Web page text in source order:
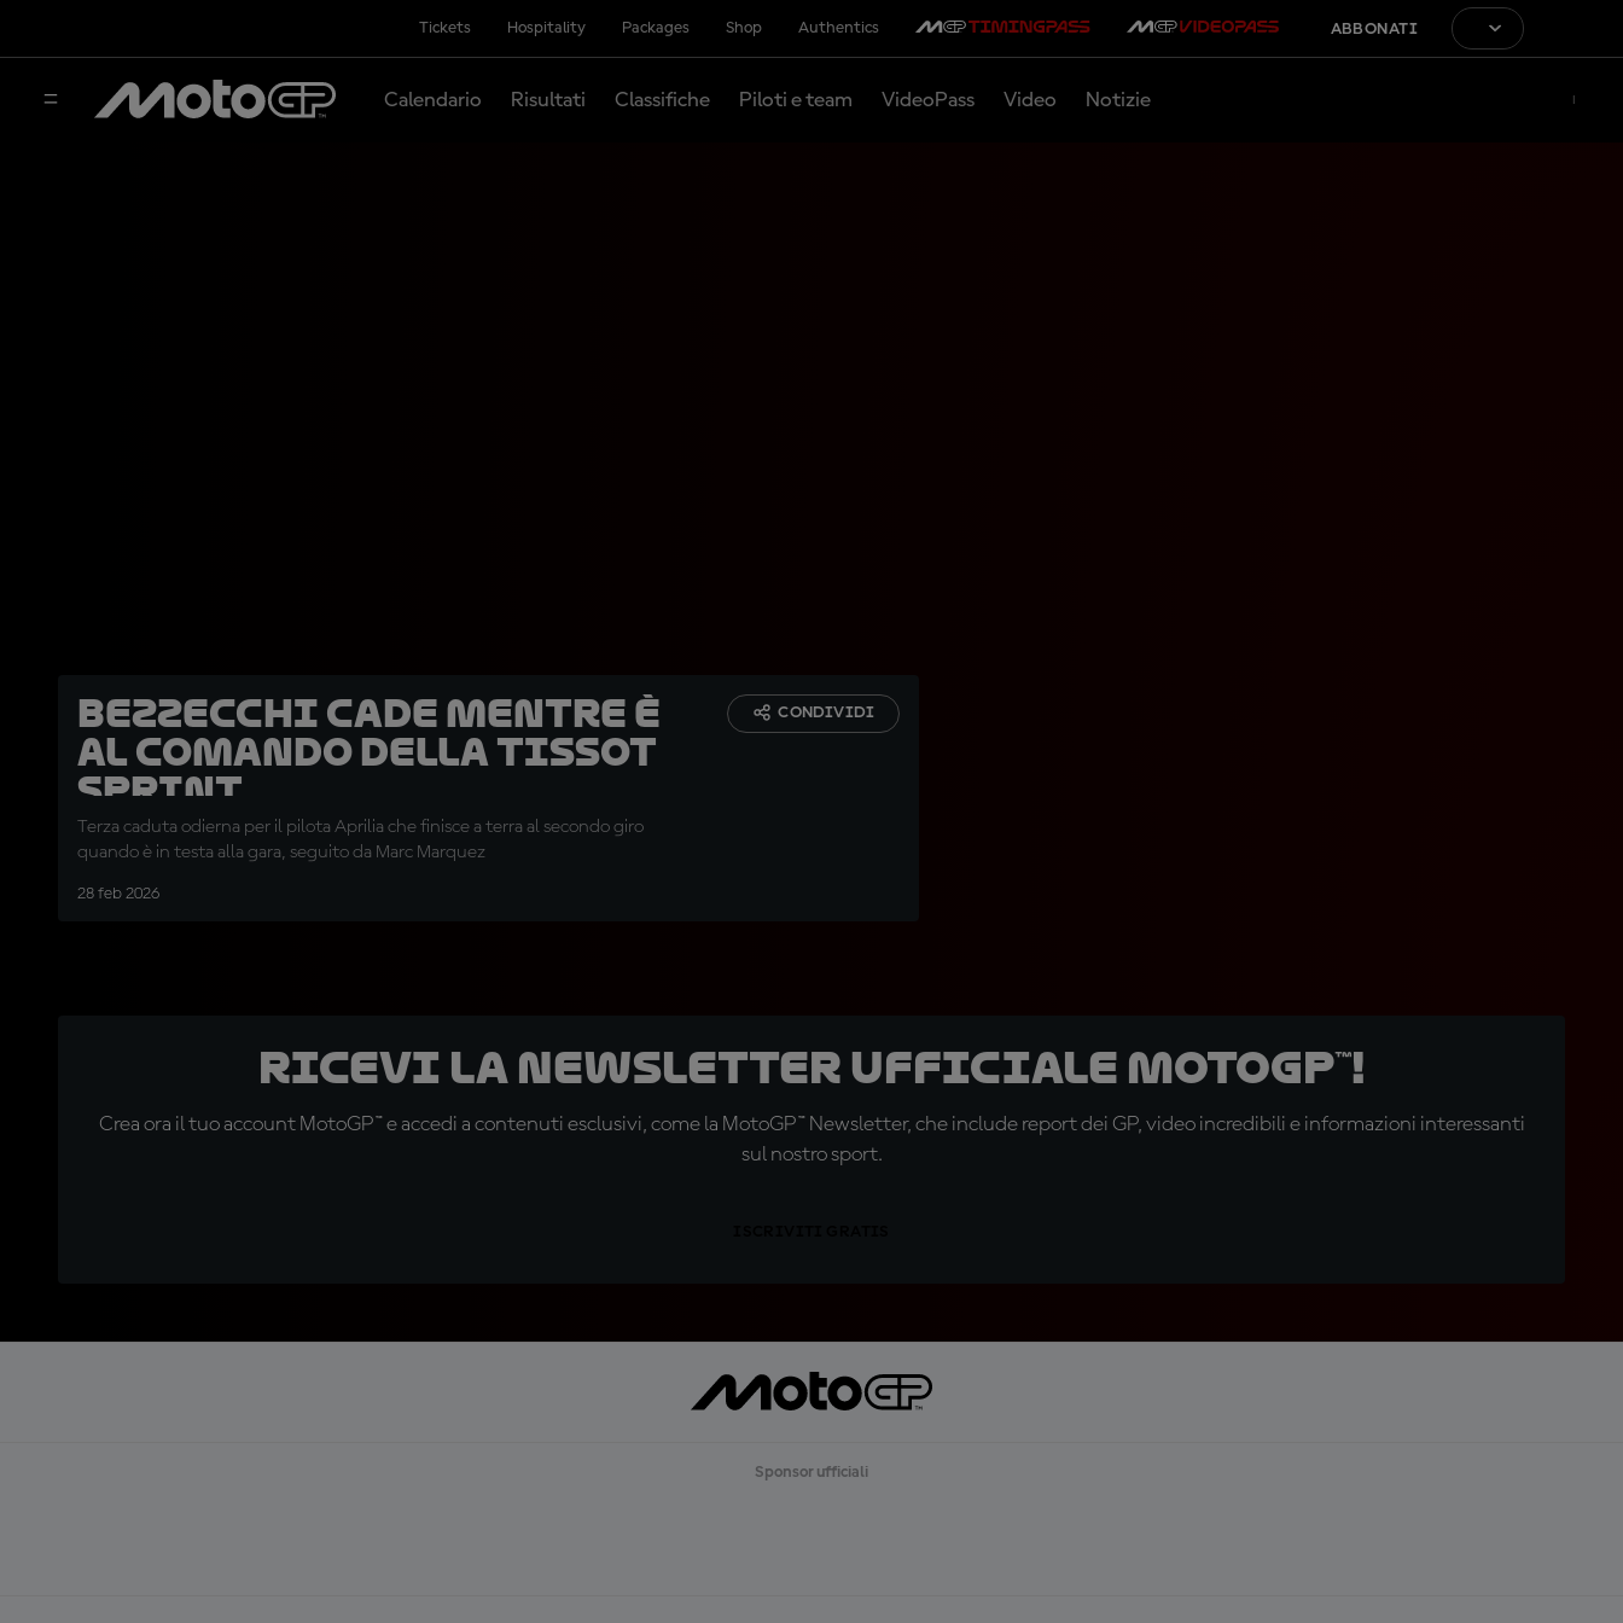
Tickets Hospitality Packages Shop Authentics ABBONATI
Calendario Risultati Classifiche Piloti e team VideoPass Video Notizie
Bezzecchi cade mentre è
al comando della Tissot
Sprint
Terza caduta odierna per il pilota Aprilia che finisce a terra al secondo giro
quando è in testa alla gara, seguito da Marc Marquez
28 feb 2026
CONDIVIDI
Ricevi la newsletter ufficiale MotoGP™!
Crea ora il tuo account MotoGP™ e accedi a contenuti esclusivi, come la MotoGP™ Newsletter, che include report dei GP, video incredibili e informazioni interessanti
sul nostro sport.
Sponsor ufficiali